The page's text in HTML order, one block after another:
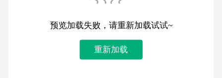
预览加载失败，请重新加载试试~
重新加载